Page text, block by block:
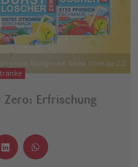
Background: Adobe Stock/pa.2.2
Zero: Erfrischung